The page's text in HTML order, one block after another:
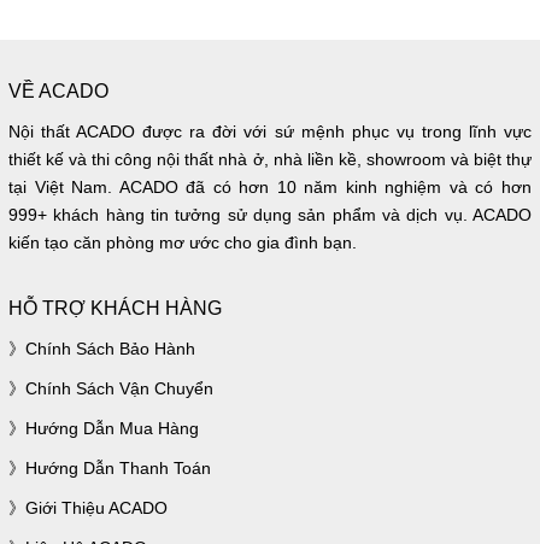
VỀ ACADO
Nội thất ACADO được ra đời với sứ mệnh phục vụ trong lĩnh vực
thiết kế và thi công nội thất nhà ở, nhà liền kề, showroom và biệt thự
tại Việt Nam. ACADO đã có hơn 10 năm kinh nghiệm và có hơn
999+ khách hàng tin tưởng sử dụng sản phẩm và dịch vụ. ACADO
kiến tạo căn phòng mơ ước cho gia đình bạn.
HỖ TRỢ KHÁCH HÀNG
Chính Sách Bảo Hành
Chính Sách Vận Chuyển
Hướng Dẫn Mua Hàng
Hướng Dẫn Thanh Toán
Giới Thiệu ACADO